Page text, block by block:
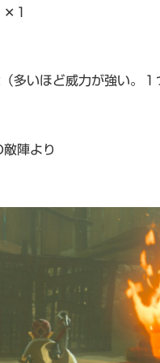
１
多いほど威力が強い。１
陣より